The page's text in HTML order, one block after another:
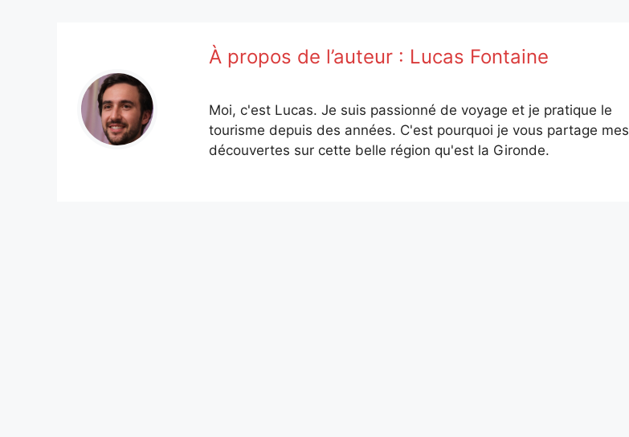
À propos de l’auteur : Lucas Fontaine
Moi, c'est Lucas. Je suis passionné de voyage et je pratique le
tourisme depuis des années. C'est pourquoi je vous partage mes
découvertes sur cette belle région qu'est la Gironde.